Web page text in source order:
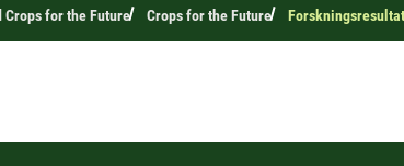
Crops for the Future Crops for the Future Forskningsresultat